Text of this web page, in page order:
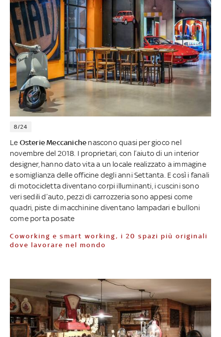
8/24
Le Osterie Meccaniche nascono quasi per gioco nel
novembre del 2018. I proprietari, con l’aiuto di un interior
designer, hanno dato vita a un locale realizzato a immagine
e somiglianza delle officine degli anni Settanta. E così i fanali
di motocicletta diventano corpi illuminanti, i cuscini sono
veri sedili d’auto, pezzi di carrozzeria sono appesi come
quadri, piste di macchinine diventano lampadari e bulloni
come porta posate
Coworking e smart working, i 20 spazi più originali
dove lavorare nel mondo